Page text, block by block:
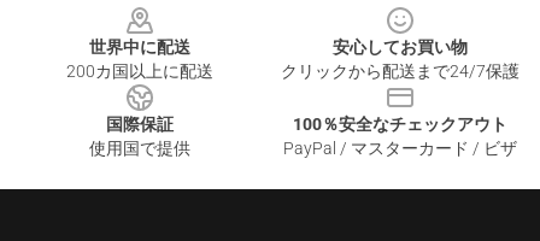
世界中に配送
200カ国以上に配送
安心してお買い物
クリックから配送まで24/7保護
国際保証
使用国で提供
100％安全なチェックアウト
PayPal / マスターカード / ビザ